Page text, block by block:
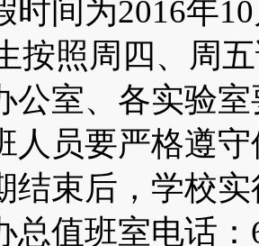
时间为2016年10
按照周四、周
公室、各实验
人员要严格遵
结束后，学校
总值班室电话：